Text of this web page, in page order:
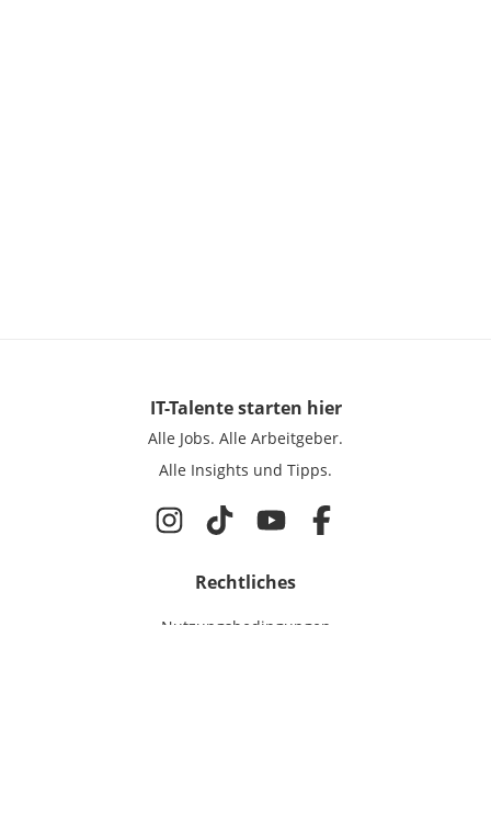
IT-Talentestarten hier
Alle Jobs. Alle Arbeitgeber.
Alle Insights und Tipps.
Rechtliches
Nutzungsbedingungen